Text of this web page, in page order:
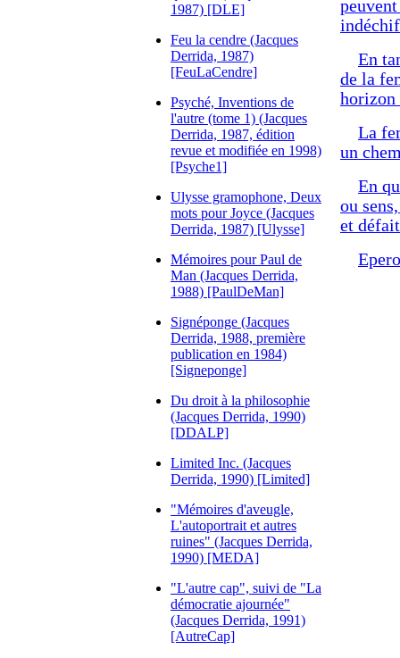
1987) [DLE]
Feu la cendre (Jacques
Derrida, 1987)
[FeuLaCendre]
Psyché, Inventions de
l'autre (tome 1) (Jacques
Derrida, 1987, édition
revue et modifiée en 1998)
[Psyche1]
Ulysse gramophone, Deux
mots pour Joyce (Jacques
Derrida, 1987) [Ulysse]
Mémoires pour Paul de
Man (Jacques Derrida,
1988) [PaulDeMan]
Signéponge (Jacques
Derrida, 1988, première
publication en 1984)
[Signeponge]
Du droit à la philosophie
(Jacques Derrida, 1990)
[DDALP]
Limited Inc. (Jacques
Derrida, 1990) [Limited]
"Mémoires d'aveugle,
L'autoportrait et autres
ruines" (Jacques Derrida,
1990) [MEDA]
"L'autre cap", suivi de "La
démocratie ajournée"
(Jacques Derrida, 1991)
[AutreCap]
En
de la
horizon
La
un
En
ou
et